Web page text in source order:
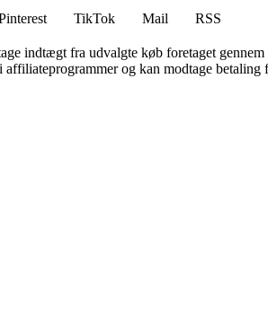
TikTok Mail
RSS
indtægt fra udvalgte køb foretaget gennem
og kan modtage